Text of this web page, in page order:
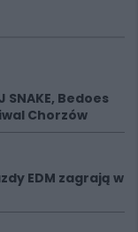
SNAKE, Bedoes
Chorzów
EDM zagrają w